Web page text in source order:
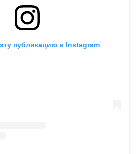
публикацию в Instagram